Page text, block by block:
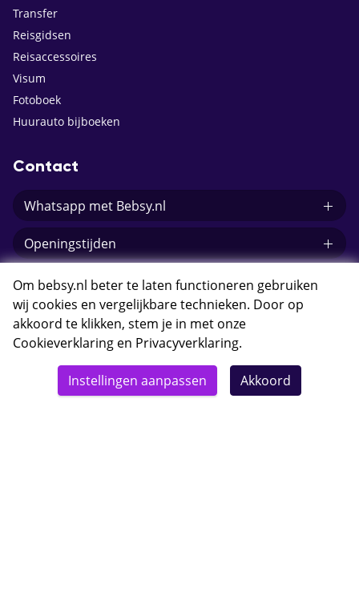
Transfer
Reisgidsen
Reisaccessoires
Visum
Fotoboek
Huurauto bijboeken
Contact
Whatsapp met Bebsy.nl
Openingstijden
E-mail Bebsy.nl
© 2026 Bebsy.nl
Om bebsy.nl beter te laten functioneren gebruiken
wij cookies en vergelijkbare technieken. Door op
akkoord te klikken, stem je in met onze
Cookieverklaring en Privacyverklaring.
Instellingen aanpassen Akkoord